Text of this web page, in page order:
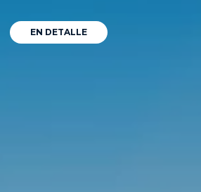
EN DETALLE